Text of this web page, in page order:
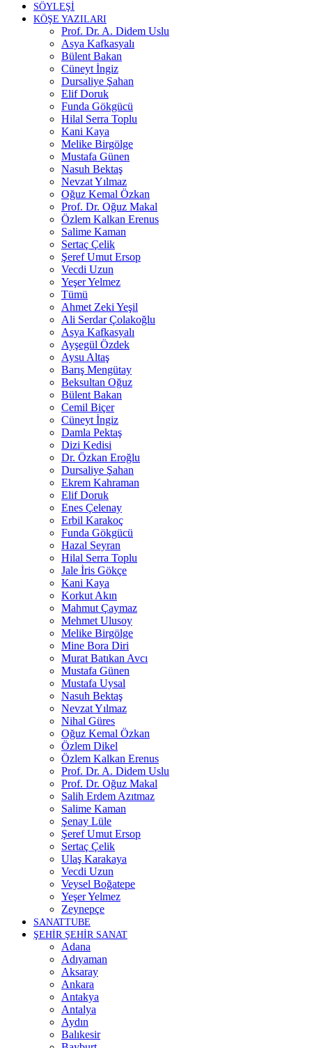
SÖYLEŞİ
KÖŞE YAZILARI
Prof. Dr. A. Didem Uslu
Asya Kafkasyalı
Bülent Bakan
Cüneyt İngiz
Dursaliye Şahan
Elif Doruk
Funda Gökgücü
Hilal Serra Toplu
Kani Kaya
Melike Birgölge
Mustafa Günen
Nasuh Bektaş
Nevzat Yılmaz
Oğuz Kemal Özkan
Prof. Dr. Oğuz Makal
Özlem Kalkan Erenus
Salime Kaman
Sertaç Çelik
Şeref Umut Ersop
Vecdi Uzun
Yeşer Yelmez
Tümü
Ahmet Zeki Yeşil
Ali Serdar Çolakoğlu
Asya Kafkasyalı
Ayşegül Özdek
Aysu Altaş
Barış Mengütay
Beksultan Oğuz
Bülent Bakan
Cemil Biçer
Cüneyt İngiz
Damla Pektaş
Dizi Kedisi
Dr. Özkan Eroğlu
Dursaliye Şahan
Ekrem Kahraman
Elif Doruk
Enes Çelenay
Erbil Karakoç
Funda Gökgücü
Hazal Seyran
Hilal Serra Toplu
Jale İris Gökçe
Kani Kaya
Korkut Akın
Mahmut Çaymaz
Mehmet Ulusoy
Melike Birgölge
Mine Bora Diri
Murat Batıkan Avcı
Mustafa Günen
Mustafa Uysal
Nasuh Bektaş
Nevzat Yılmaz
Nihal Güres
Oğuz Kemal Özkan
Özlem Dikel
Özlem Kalkan Erenus
Prof. Dr. A. Didem Uslu
Prof. Dr. Oğuz Makal
Salih Erdem Azıtmaz
Salime Kaman
Şenay Lüle
Şeref Umut Ersop
Sertaç Çelik
Ulaş Karakaya
Vecdi Uzun
Veysel Boğatepe
Yeşer Yelmez
Zeynepçe
SANATTUBE
ŞEHİR ŞEHİR SANAT
Adana
Adıyaman
Aksaray
Ankara
Antakya
Antalya
Aydın
Balıkesir